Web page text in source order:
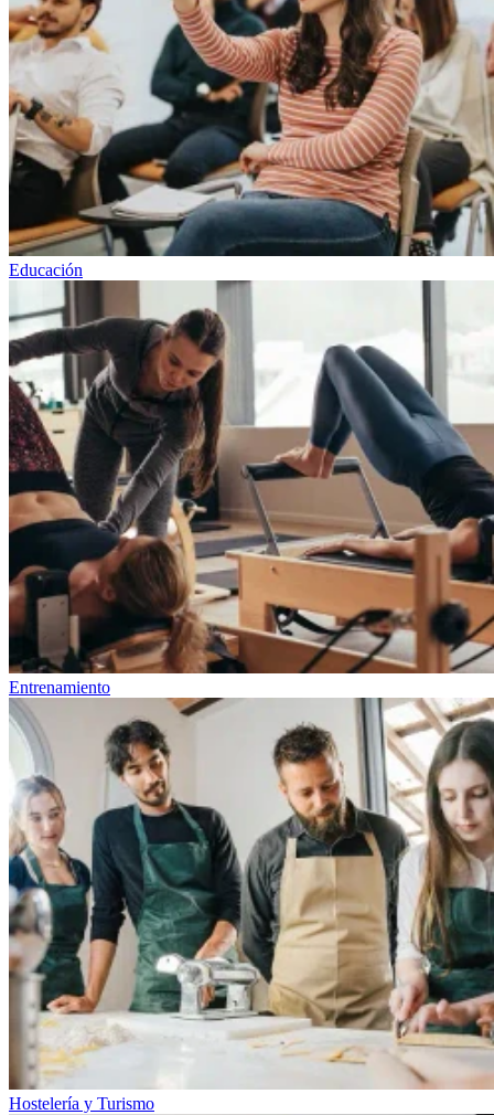
Educación
Entrenamiento
Hostelería y Turismo